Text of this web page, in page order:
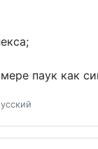
паук как